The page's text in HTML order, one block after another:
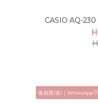
CASIO AQ-230
會員買1送1｜WhatsApp